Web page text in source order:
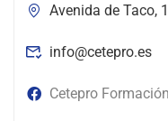
Avenida de Taco,
info@cetepro.es
Cetepro Formación